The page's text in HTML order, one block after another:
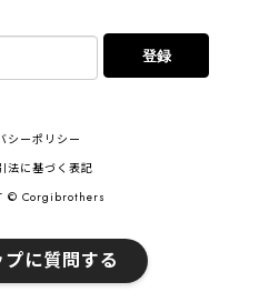
【 柴犬 毛色3色】マグカップ お家用 プレゼント コーギーブラザーズ 犬 うちの子
りがとうございました。 プ
用にも買いたいと思います。
！！
登録
シーポリシー
法に基づく表記
© Corgibrothers
に質問する